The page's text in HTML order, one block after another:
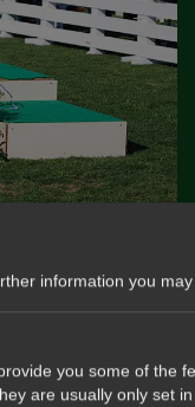
information you
you some of the
are usually only set